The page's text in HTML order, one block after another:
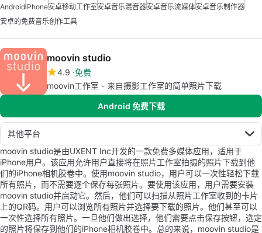
AndroidiPhone安卓移动工作室安卓音乐混音器安卓音乐流媒体安卓音乐制作器
安卓的免费音乐创作工具
moovin studio
4.9 免费
moovin工作室 - 来自摄影工作室的简单照片下载
Android 免费下载
其他平台
moovin studio是由UXENT Inc开发的一款免费多媒体应用，适用于
iPhone用户。该应用允许用户直接将在照片工作室拍摄的照片下载到他
们的iPhone相机胶卷中。使用moovin studio，用户可以一次性轻松下载
所有照片，而不需要逐个保存每张照片。要使用该应用，用户需要安装
moovin studio并启动它。然后，他们可以扫描从照片工作室收到的卡片
上的QR码。用户可以浏览所有照片并选择要下载的照片。他们甚至可以
一次性选择所有照片。一旦他们做出选择，他们需要点击保存按钮，选定
的照片将保存到他们的iPhone相机胶卷中。总的来说，moovin studio是